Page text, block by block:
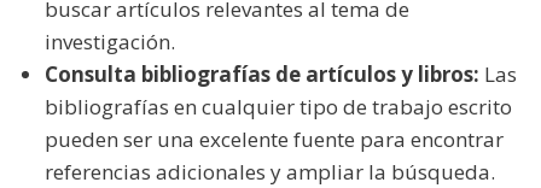
buscar artículos relevantes al tema de
investigación.
Consulta bibliografías de artículos y libros: Las
bibliografías en cualquier tipo de trabajo escrito
pueden ser una excelente fuente para encontrar
referencias adicionales y ampliar la búsqueda.